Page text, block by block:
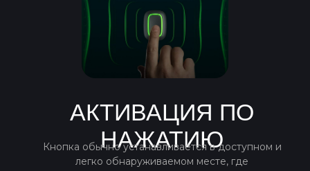
АКТИВАЦИЯ ПО
НАЖАТИЮ
Кнопка обычно устанавливается в доступном и
легко обнаруживаемом месте, где